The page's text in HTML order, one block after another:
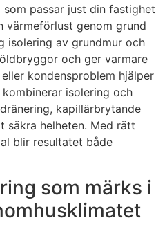
passar just din fastighet
värmeförlust genom grund
isolering av grundmur och
och ger varmare
kondensproblem hjälper
isolering och
kapillärbrytande
säkra helheten. Med rätt
blir resultatet både
som märks i